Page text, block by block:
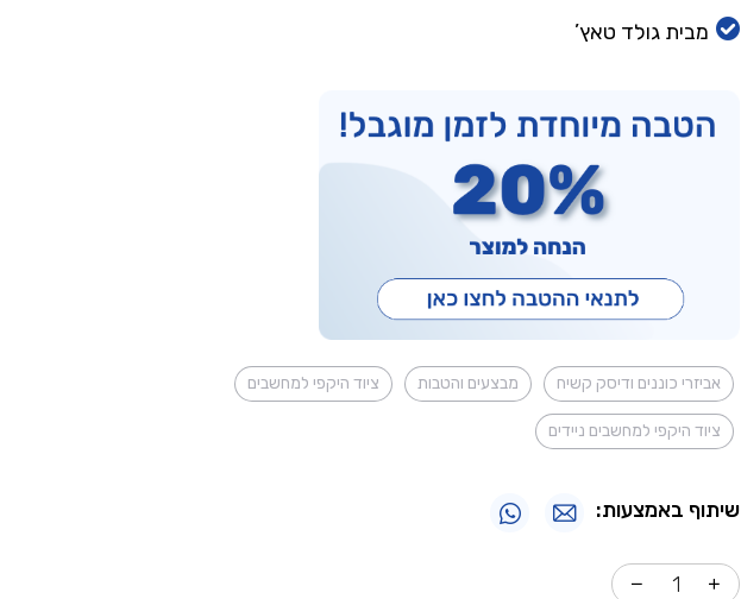
מבית גולד טאץ’
אביזרי כוננים ודיסק קשיח מבצעים והטבות ציוד היקפי למחשבים
ציוד היקפי למחשבים ניידים
שיתוף באמצעות: